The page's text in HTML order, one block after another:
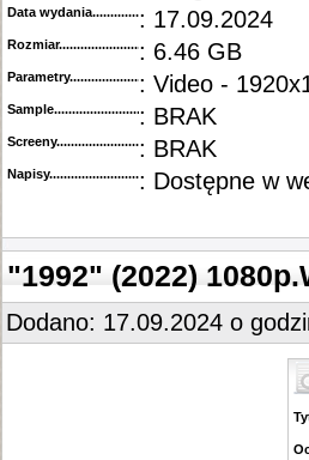
Data wydania......................................
: 17.09.2024
Rozmiar...........................................
: 6.46 GB
Parametry.........................................
: Video -
Sample............................................
: BRAK
Screeny...........................................
: BRAK
Napisy............................................: Dostępne w
"1992" (2022)
Dodano: 17.09.2024 o